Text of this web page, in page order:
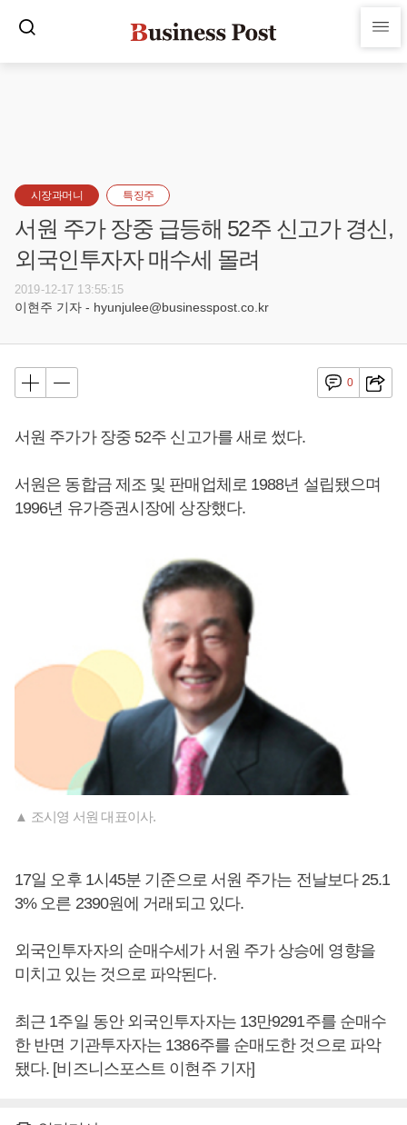
시장과머니 특징주
서원 주가 장중 급등해 52주 신고가 경신,
외국인투자자 매수세 몰려
2019-12-17 13:55:15
이현주 기자 - hyunjulee@businesspost.co.kr
0
서원 주가가 장중 52주 신고가를 새로 썼다.
서원은 동합금 제조 및 판매업체로 1988년 설립됐으며
1996년 유가증권시장에 상장했다.
▲ 조시영 서원 대표이사.
17일 오후 1시45분 기준으로 서원 주가는 전날보다 25.1
3% 오른 2390원에 거래되고 있다.
외국인투자자의 순매수세가 서원 주가 상승에 영향을
미치고 있는 것으로 파악된다.
최근 1주일 동안 외국인투자자는 13만9291주를 순매수
한 반면 기관투자자는 1386주를 순매도한 것으로 파악
됐다. [비즈니스포스트 이현주 기자]